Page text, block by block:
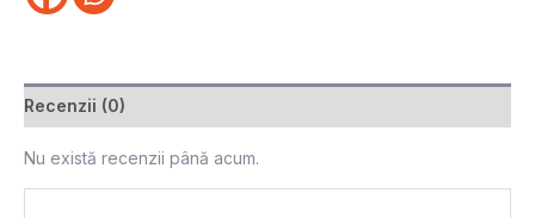
Recenzii (0)
Nu există recenzii până acum.